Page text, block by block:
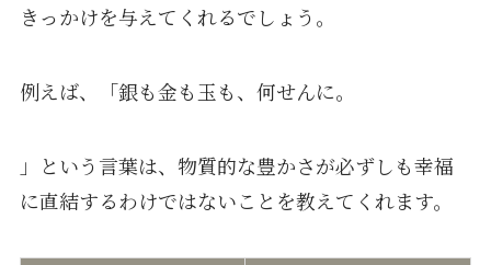
きっかけを与えてくれるでしょう。
例えば、「銀も金も玉も、何せんに。
」という言葉は、物質的な豊かさが必ずしも幸福
に直結するわけではないことを教えてくれます。